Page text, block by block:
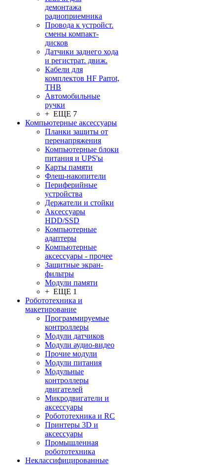
демонтажа
радиоприемника
Провода к устройст.
смены компакт-
дисков
Датчики заднего хода
и регистрат. движ.
Кабели для
комплектов HF Parrot,
THB
Автомобильные
ручки
+ ЕЩЕ 7
Компьютерные аксессуары
Планки защиты от
перенапряжения
Компьютерные блоки
питания и UPS'ы
Карты памяти
Флеш-накопители
Периферийные
устройства
Держатели и стойки
Аксессуары
HDD/SSD
Компьютерные
адаптеры
Компьютерные
аксессуары - прочее
Защитные экран-
фильтры
Модули памяти
+ ЕЩЕ 1
Робототехника и
макетирование
Программируемые
контроллеры
Модули датчиков
Модули аудио-видео
Прочие модули
Модули питания
Модульные
контроллеры
двигателей
Микродвигатели и
аксессуары
Робототехника и RC
Принтеры 3D и
аксессуары
Промышленная
робототехника
Неклассифицированные